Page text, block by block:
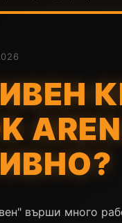
върши много